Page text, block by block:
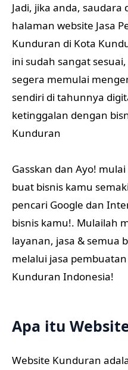
Jadi, jika anda, saudara
halaman website Jasa
Kunduran di Kota
ini sudah sangat
segera memulai
sendiri di tahunnya
ketinggalan dengan
Kunduran
Gasskan dan Ayo!
buat bisnis kamu
pencari Google dan
bisnis kamu!. Mulailah
layanan, jasa & semua
melalui jasa
Kunduran Indonesia!
Apa itu
Website Kunduran